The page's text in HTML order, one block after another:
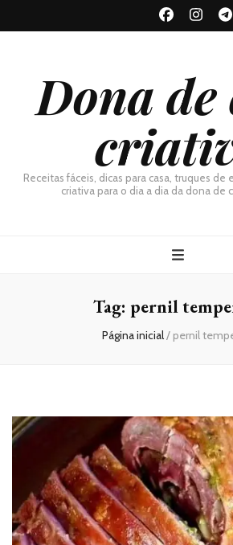
Dona de
Receitas fáceis, dicas para casa, truques
criativa para o dia a dia da dona de
Tag: pernil
Página inicial/ pernil